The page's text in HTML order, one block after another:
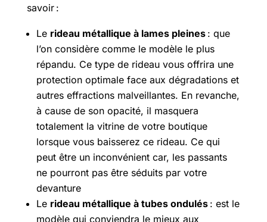
savoir :
Le rideau métallique à lames pleines: que
l’on considère comme le modèle le plus
répandu. Ce type de rideau vous offrira une
protection optimale face aux dégradations et
autres effractions malveillantes. En revanche,
à cause de son opacité, il masquera
totalement la vitrine de votre boutique
lorsque vous baisserez ce rideau. Ce qui
peut être un inconvénient car, les passants
ne pourront pas être séduits par votre
devanture
Le rideau métallique à tubes ondulés: est le
modèle qui conviendra le mieux aux